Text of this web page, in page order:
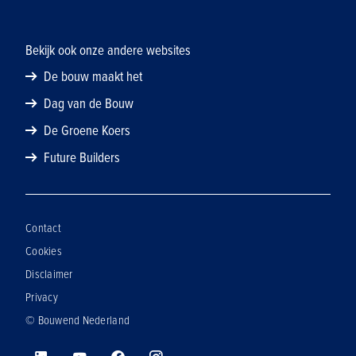
Bekijk ook onze andere websites
De bouw maakt het
Dag van de Bouw
De Groene Koers
Future Builders
Contact
Cookies
Disclaimer
Privacy
© Bouwend Nederland